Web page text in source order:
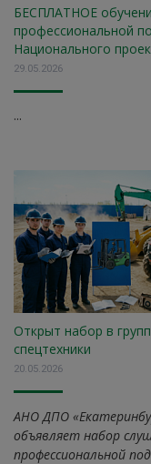
БЕСПЛАТНОЕ
профессиональной
Национального
29.05.2026
...
Открыт набор в
спецтехники
20.05.2026
АНО ДПО
объявляет набор
профессиональной